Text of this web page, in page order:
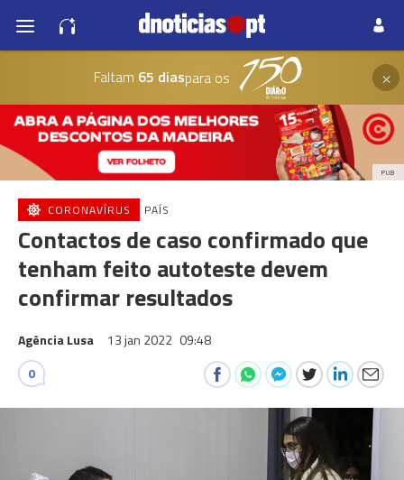
Faltam 65 diaspara os ×
PUB
CORONAVÍRUS PAÍS
Contactos de caso confirmado que
tenham feito autoteste devem
confirmar resultados
Agência Lusa 13 jan 2022 09:48
0